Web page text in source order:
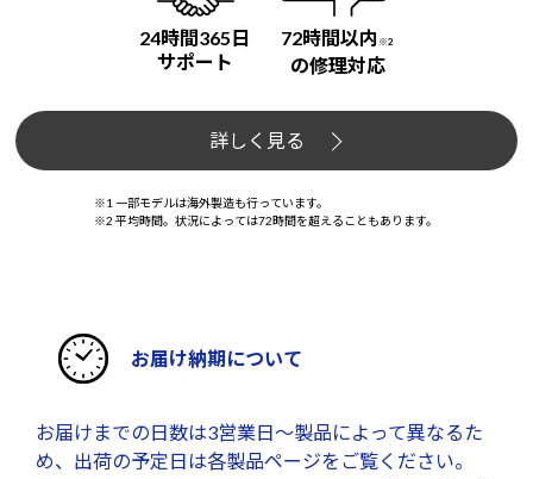
24時間365日
サポート
72時間以内 ※2
の修理対応
詳しく見る
※1 一部モデルは海外製造も行っています。
※2 平均時間。状況によっては72時間を超えることもあります。
お届け納期について
お届けまでの日数は3営業日～製品によって異なるた
め、出荷の予定日は各製品ページをご覧ください。